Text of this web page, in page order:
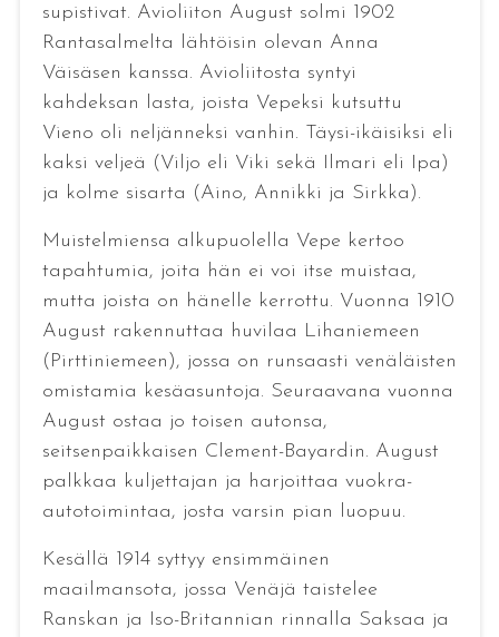
supistivat. Avioliiton August solmi 1902
Rantasalmelta lähtöisin olevan Anna
Väisäsen kanssa. Avioliitosta syntyi
kahdeksan lasta, joista Vepeksi kutsuttu
Vieno oli neljänneksi vanhin. Täysi-ikäisiksi eli
kaksi veljeä (Viljo eli Viki sekä Ilmari eli Ipa)
ja kolme sisarta (Aino, Annikki ja Sirkka).
Muistelmiensa alkupuolella Vepe kertoo
tapahtumia, joita hän ei voi itse muistaa,
mutta joista on hänelle kerrottu. Vuonna 1910
August rakennuttaa huvilaa Lihaniemeen
(Pirttiniemeen), jossa on runsaasti venäläisten
omistamia kesäasuntoja. Seuraavana vuonna
August ostaa jo toisen autonsa,
seitsenpaikkaisen Clement-Bayardin. August
palkkaa kuljettajan ja harjoittaa vuokra-
autotoimintaa, josta varsin pian luopuu.
Kesällä 1914 syttyy ensimmäinen
maailmansota, jossa Venäjä taistelee
Ranskan ja Iso-Britannian rinnalla Saksaa ja